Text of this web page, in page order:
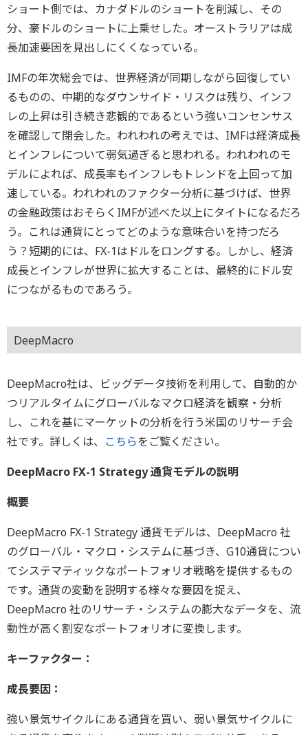
ショート側では、カナダドルのショートを削減し、その
分、豪ドルのショートに上乗せした。オーストラリアは成
長加速要因を見出しにくくなっている。
IMFの年次総会では、世界経済が同期しながら回復してい
るものの、中期的なダウンサイド・リスクは残り、インフ
レの上昇は引き続き悲観的であるという強いコンセンサス
を確認して閉会した。われわれの考えでは、IMFは経済成長
とインフレについて弱気過ぎると思われる。われわれのモ
デルによれば、成長率もインフレもトレンドを上回って加
速している。われわれのファクター分析に基づけば、世界
の金融政策はおそらくIMFが述べた以上にタイトになるだろ
う。これは通貨にとってどのような意味合いを持つだろ
う？短期的には、FX-1はドルをロングする。しかし、経済
成長とインフレが世界に拡大することは、最終的にドル安
につながるものであろう。
DeepMacro
DeepMacro社は、ビッグデータ技術を利用して、自動的か
つリアルタイムにグローバルなマクロ経済を観察・分析
し、これを基にマーケットの分析を行う米国のリサーチ会
社です。詳しくは、 こちらをご覧ください。
DeepMacro FX-1 Strategy 通貨モデルの説明
概要
DeepMacro FX-1 Strategy 通貨モデルは、DeepMacro 社
のグローバル・マクロ・システムに基づき、G10通貨につい
てシステマティックなポートフォリオ戦略を提供するもの
です。通貨の変動を説明する様々な要因を捉え、
DeepMacro 社のリサーチ・システムの膨大なデータを、流
動性が高く割安なポートフォリオに変換します。
キーファクター：
成長要因：
強い景気サイクルにある通貨を買い、弱い景気サイクルに